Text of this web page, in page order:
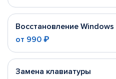
Восстановление Windows
от 990 ₽
Замена клавиатуры